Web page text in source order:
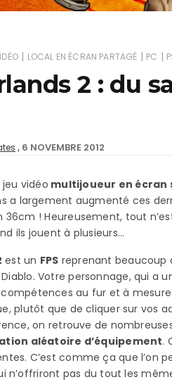
| LOCAL EN ÉCRAN PARTAGÉ | PC |
2 : du
6 NOVEMBRE 2012
jeu vidéo multijoueur en écran
a largement augmenté ces
36cm ! Heureusement, tout
ils jouent à plusieurs…
est un FPS reprenant beaucoup
Votre personnage, qui a
au fur et à
plutôt que de cliquer sur vos
on retrouve de
aléatoire d’équipement.
C’est comme ça que
n’offriront pas du tout les